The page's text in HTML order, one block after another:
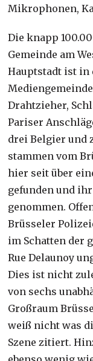
Mikrophonen,
Die knapp
Gemeinde am
Hauptstadt ist in
Drahtzieher,
Pariser
drei Belgier und
stammen vom
hier seit über
gefunden und
genommen.
Brüsseler
im Schatten der
Rue Delaunoy
Dies ist nicht
von sechs
Großraum
weiß nicht was
Szene zitiert.